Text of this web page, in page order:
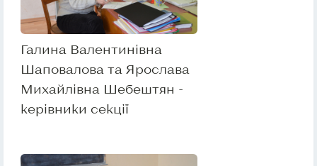
Галина Валентинівна
Шаповалова та Ярослава
Михайлівна Шебештян -
керівники секції